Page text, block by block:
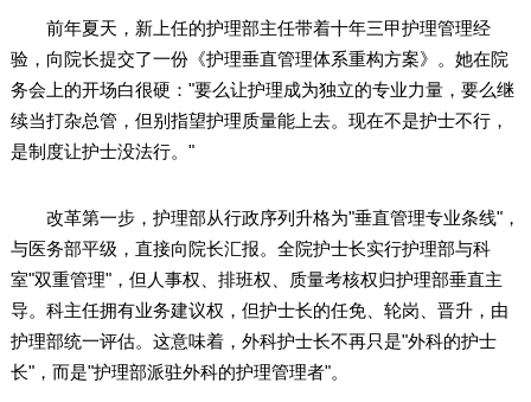
前年夏天，新上任的护理部主任带着十年三甲护理管理经
验，向院长提交了一份《护理垂直管理体系重构方案》。她在院
务会上的开场白很硬："要么让护理成为独立的专业力量，要么继
续当打杂总管，但别指望护理质量能上去。现在不是护士不行，
是制度让护士没法行。"
改革第一步，护理部从行政序列升格为"垂直管理专业条线"，
与医务部平级，直接向院长汇报。全院护士长实行护理部与科
室"双重管理"，但人事权、排班权、质量考核权归护理部垂直主
导。科主任拥有业务建议权，但护士长的任免、轮岗、晋升，由
护理部统一评估。这意味着，外科护士长不再只是"外科的护士
长"，而是"护理部派驻外科的护理管理者"。